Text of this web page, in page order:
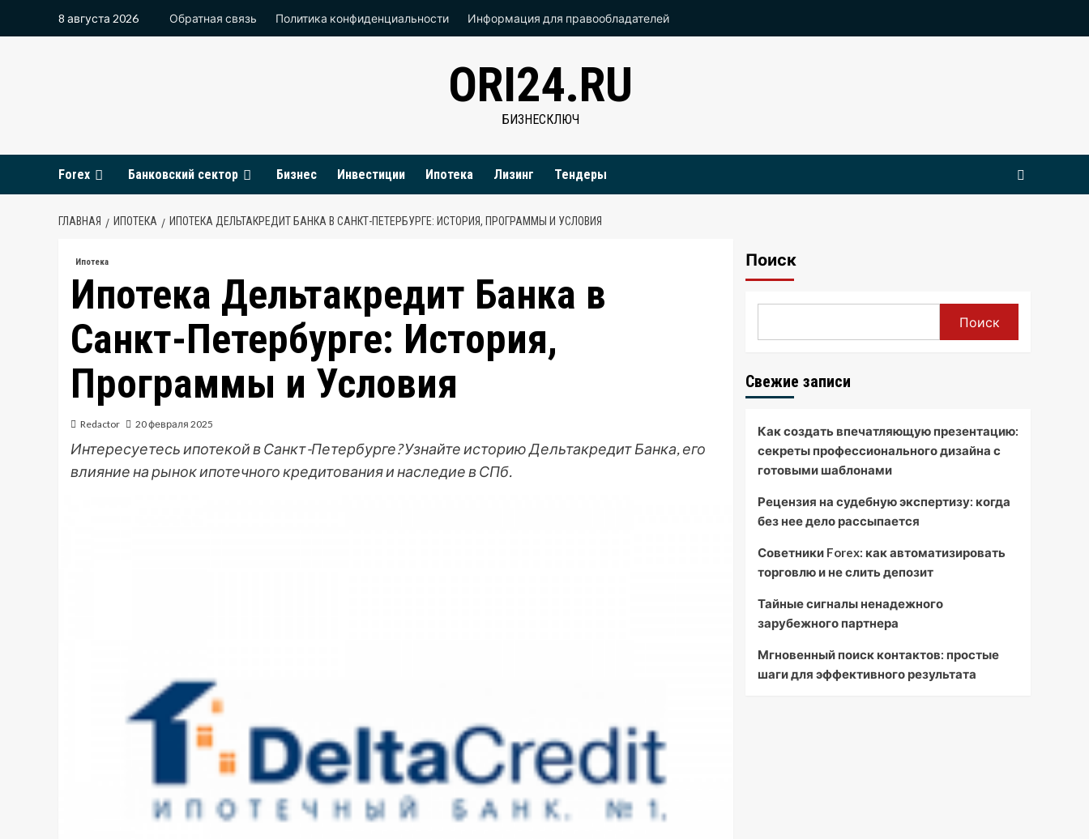
8 августа 2026 Обратная связь Политика конфиденциальности Информация для правообладателей
ORI24.RU
БИЗНЕСКЛЮЧ
Forex Банковский сектор Бизнес Инвестиции Ипотека Лизинг Тендеры
ГЛАВНАЯ ИПОТЕКА ИПОТЕКА ДЕЛЬТАКРЕДИТ БАНКА В САНКТ-ПЕТЕРБУРГЕ: ИСТОРИЯ, ПРОГРАММЫ И УСЛОВИЯ
Ипотека
Ипотека Дельтакредит Банка в
Санкт-Петербурге: История,
Программы и Условия
Redactor 20 февраля 2025
Интересуетесь ипотекой в Санкт-Петербурге? Узнайте историю Дельтакредит Банка, его
влияние на рынок ипотечного кредитования и наследие в СПб.
Поиск
Поиск
Свежие записи
Как создать впечатляющую презентацию:
секреты профессионального дизайна с
готовыми шаблонами
Рецензия на судебную экспертизу: когда
без нее дело рассыпается
Советники Forex: как автоматизировать
торговлю и не слить депозит
Тайные сигналы ненадежного
зарубежного партнера
Мгновенный поиск контактов: простые
шаги для эффективного результата